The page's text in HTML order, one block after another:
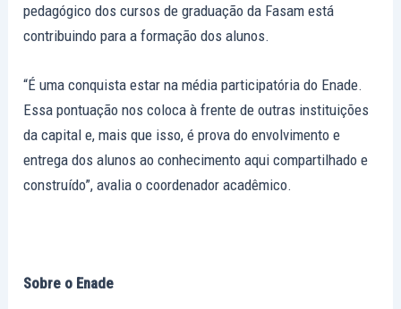
pedagógico dos cursos de graduação da Fasam está
contribuindo para a formação dos alunos.
“É uma conquista estar na média participatória do Enade.
Essa pontuação nos coloca à frente de outras instituições
da capital e, mais que isso, é prova do envolvimento e
entrega dos alunos ao conhecimento aqui compartilhado e
construído”, avalia o coordenador acadêmico.
Sobre o Enade